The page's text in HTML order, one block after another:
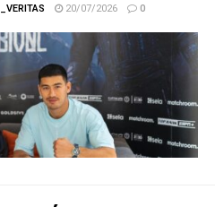
20/07/2026 0